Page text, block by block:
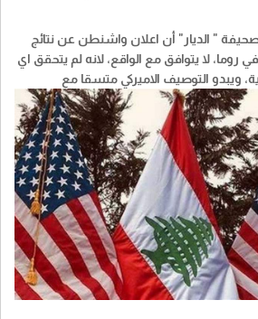
" الديار" أن اعلان واشنطن عن نتائج
لا يتوافق مع الواقع، لانه لم يتحقق اي
ويبدو التوصيف الاميركي متسقا مع
اهتمام واشنطن بالملف اللبناني، ترجم غيابا
الاسرائيلية بنيامين نتانياهو، ويبدو ان
الان هو "التفاوض للتفاوض" باعتباره الانجاز